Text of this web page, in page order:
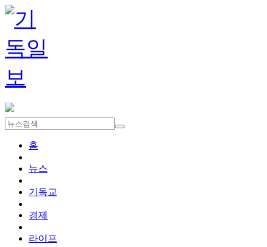
홈
뉴스
기독교
경제
라이프